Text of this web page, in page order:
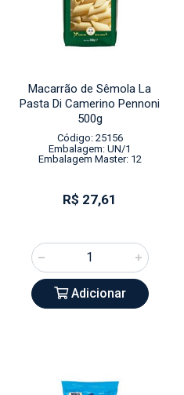
Macarrão de Sêmola La
Pasta Di Camerino Pennoni
500g
Código: 25156
Embalagem: UN/1
Embalagem Master: 12
R$ 27,61
Adicionar